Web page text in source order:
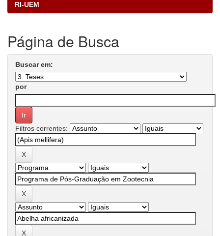
RI-UEM
Página de Busca
Buscar em:
por
Filtros correntes: